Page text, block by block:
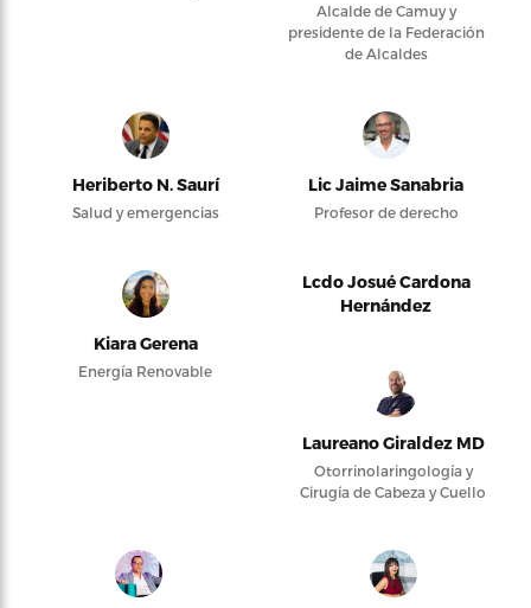
Alcalde de Camuy y
presidente de la Federación
de Alcaldes
Heriberto N. Saurí
Salud y emergencias
Lic Jaime Sanabria
Profesor de derecho
Kiara Gerena
Energía Renovable
Lcdo Josué Cardona
Hernández
Laureano Giraldez MD
Otorrinolaringología y
Cirugía de Cabeza y Cuello